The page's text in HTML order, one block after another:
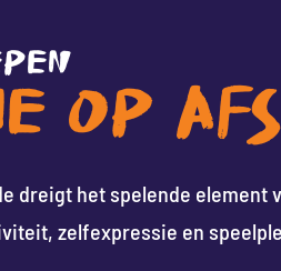
OP
dreigt het spelende
zelfexpressie en